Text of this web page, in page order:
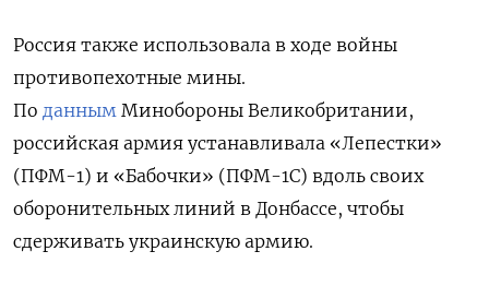
Россия также использовала в ходе войны
противопехотные мины.
По данным Минобороны Великобритании,
российская армия устанавливала «Лепестки»
(ПФМ-1) и «Бабочки» (ПФМ-1С) вдоль своих
оборонительных линий в Донбассе, чтобы
сдерживать украинскую армию.